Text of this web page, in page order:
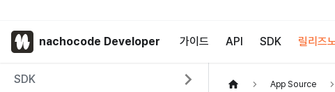
nachocode Developer 가이드 API SDK 릴리즈
SDK
App Source